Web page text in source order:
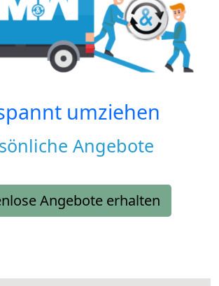
umziehen
Angebote
Angebote erhalten